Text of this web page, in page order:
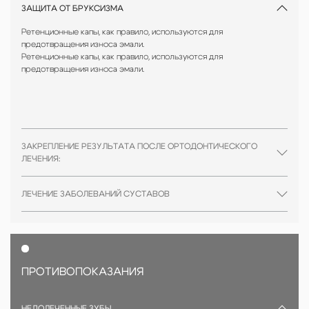
ЗАЩИТА ОТ БРУКСИЗМА
Ретенционные капы, как правило, используются для
предотвращения износа эмали.
Ретенционные капы, как правило, используются для
предотвращения износа эмали.
ЗАКРЕПЛЕНИЕ РЕЗУЛЬТАТА ПОСЛЕ ОРТОДОНТИЧЕСКОГО
ЛЕЧЕНИЯ:
ЛЕЧЕНИЕ ЗАБОЛЕВАНИЙ СУСТАВОВ
ПРОТИВОПОКАЗАНИЯ